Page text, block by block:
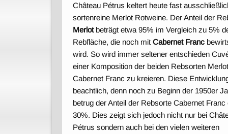
Château Pétrus keltert heute fast
sortenreine Merlot Rotweine. Der Anteil der
Merlotbeträgt etwa 95% im Vergleich zu 5%
Rebfläche, die noch mitCabernet Franc
wird. So wird immer seltener entschieden
einer Komposition der beiden Rebsorten
Cabernet Franc zu kreieren. Diese
beachtlich, denn noch zu Beginn der 1950er
betrug der Anteil der Rebsorte Cabernet Franc
30%. Dies zeigt sich jedoch nicht nur bei
Pétrus sondern auch bei den vielen weiteren